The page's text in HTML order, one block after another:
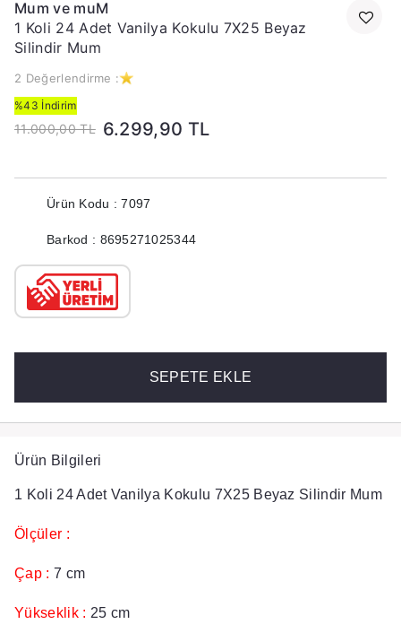
Mum ve muM
1 Koli 24 Adet Vanilya Kokulu 7X25 Beyaz
Silindir Mum
2 Değerlendirme :
%43 İndirim
11.000,00 TL 6.299,90 TL
Ürün Kodu : 7097
Barkod : 8695271025344
SEPETE EKLE
Ürün Bilgileri
1 Koli 24 Adet Vanilya Kokulu 7X25 Beyaz Silindir Mum
Ölçüler :
Çap : 7 cm
Yükseklik : 25 cm